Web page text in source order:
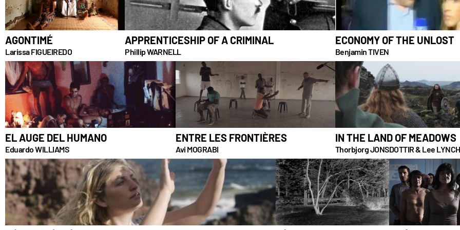
AGONTIMÉ
Larissa FIGUEIREDO
APPRENTICESHIP OF A CRIMINAL
Phillip WARNELL
ECONOMY OF THE UNLOST
Benjamin TIVEN
EL AUGE DEL HUMANO
Eduardo WILLIAMS
ENTRE LES FRONTIÈRES
Avi MOGRABI
IN THE LAND OF MEADOWS
Thorbjorg JONSDOTTIR & Lee LYNCH